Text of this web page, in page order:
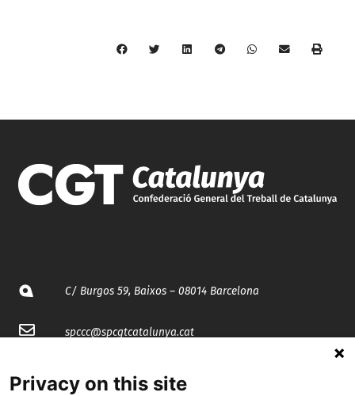
C/ Burgos 59, Baixos – 08014 Barcelona
spccc@spcgtcatalunya.cat
Privacy on this site